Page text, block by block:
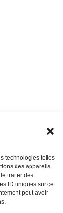
technologies telles
des appareils.
traiter des
ID uniques sur ce
peut avoir
Ventes